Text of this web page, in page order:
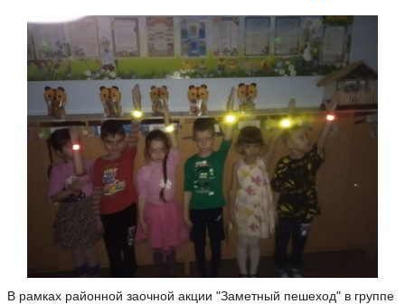
В рамках районной заочной акции "Заметный пешеход" в группе